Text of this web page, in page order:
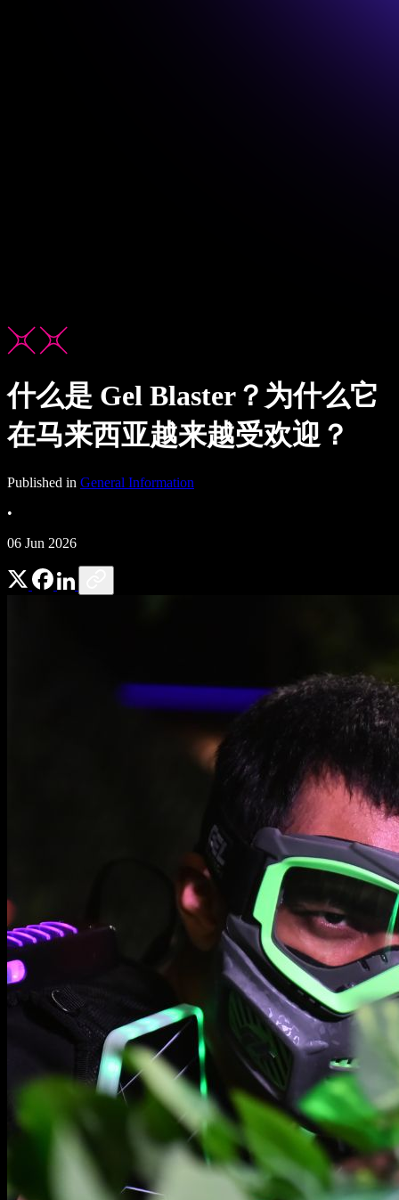
什么是 Gel Blaster？为什么它
在马来西亚越来越受欢迎？
Published in General Information
•
06 Jun 2026